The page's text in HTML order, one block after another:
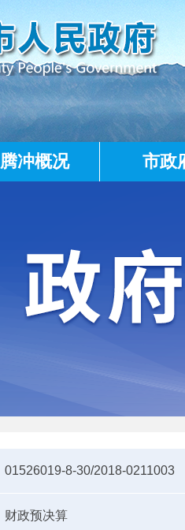
腾冲概况 市政
01526019-8-30/2018-0211003
财政预决算